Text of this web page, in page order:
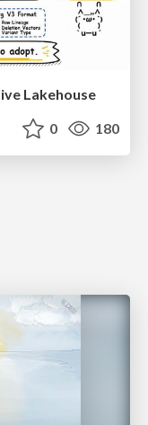
Lakehouse
0 180